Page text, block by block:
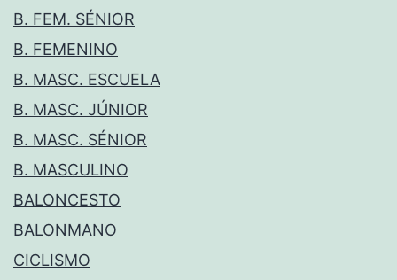
B. FEM. SÉNIOR
B. FEMENINO
B. MASC. ESCUELA
B. MASC. JÚNIOR
B. MASC. SÉNIOR
B. MASCULINO
BALONCESTO
BALONMANO
CICLISMO